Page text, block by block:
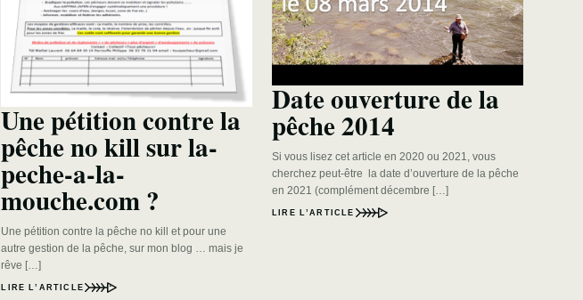
Une pétition contre la
pêche no kill sur la-
peche-a-la-
mouche.com ?
Une pétition contre la pêche no kill et pour une
autre gestion de la pêche, sur mon blog … mais je
rêve […]
LIRE L’ARTICLE
Date ouverture de la
pêche 2014
Si vous lisez cet article en 2020 ou 2021, vous
cherchez peut-être la date d’ouverture de la pêche
en 2021 (complément décembre […]
LIRE L’ARTICLE